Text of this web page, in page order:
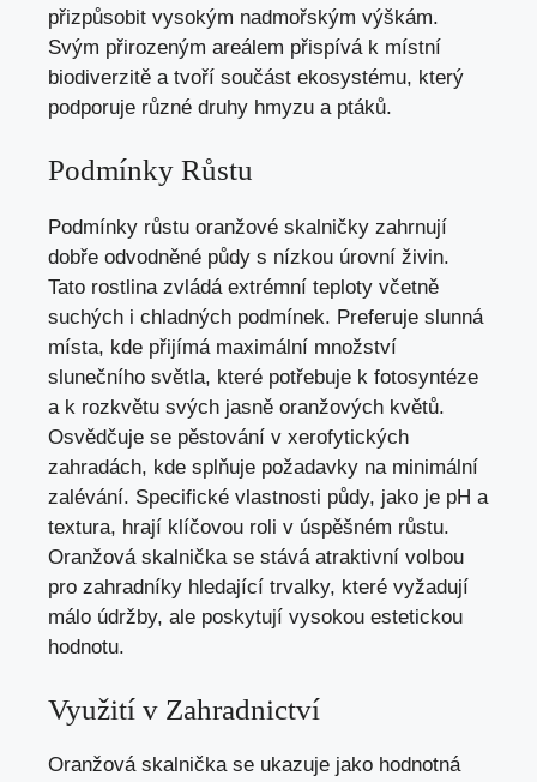
přizpůsobit vysokým nadmořským výškám.
Svým přirozeným areálem přispívá k místní
biodiverzitě a tvoří součást ekosystému, který
podporuje různé druhy hmyzu a ptáků.
Podmínky Růstu
Podmínky růstu oranžové skalničky zahrnují
dobře odvodněné půdy s nízkou úrovní živin.
Tato rostlina zvládá extrémní teploty včetně
suchých i chladných podmínek. Preferuje slunná
místa, kde přijímá maximální množství
slunečního světla, které potřebuje k fotosyntéze
a k rozkvětu svých jasně oranžových květů.
Osvědčuje se pěstování v xerofytických
zahradách, kde splňuje požadavky na minimální
zalévání. Specifické vlastnosti půdy, jako je pH a
textura, hrají klíčovou roli v úspěšném růstu.
Oranžová skalnička se stává atraktivní volbou
pro zahradníky hledající trvalky, které vyžadují
málo údržby, ale poskytují vysokou estetickou
hodnotu.
Využití v Zahradnictví
Oranžová skalnička se ukazuje jako hodnotná